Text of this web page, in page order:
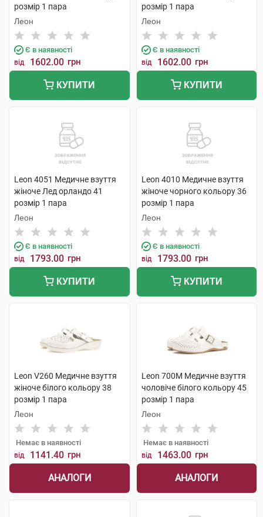
розмір 1 пара
Леон
Є в наявності
від 1602.00 грн
КУПИТИ
розмір 1 пара
Леон
Є в наявності
від 1602.00 грн
КУПИТИ
Leon 4051 Медичне взуття
жіноче Лед орландо 41
розмір 1 пара
Леон
Є в наявності
від 1793.00 грн
КУПИТИ
Leon 4010 Медичне взуття
жіноче чорного кольору 36
розмір 1 пара
Леон
Є в наявності
від 1793.00 грн
КУПИТИ
Leon V260 Медичне взуття
жіноче білого кольору 38
розмір 1 пара
Леон
Немає в наявності
від 1141.40 грн
АНАЛОГИ
Leon 700M Медичне взуття
чоловіче білого кольору 45
розмір 1 пара
Леон
Немає в наявності
від 1463.00 грн
АНАЛОГИ